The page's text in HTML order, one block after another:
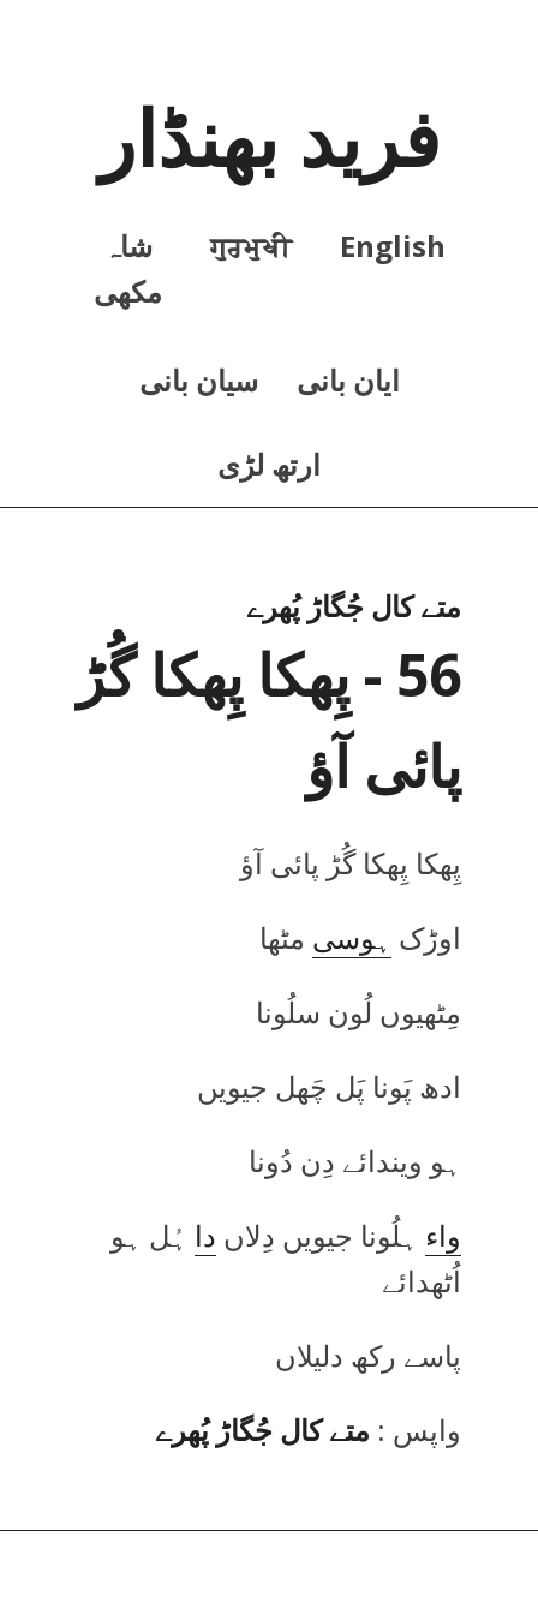
فرید بھنڈار
English
ਗੁਰਮੁਖੀ
شاہ
مکھی
ايان بانی سيان بانی
ارتھ لڑی
متے کال جُگاڑ پُھرے
56 - پِھکا پِھکا گُڑ
پائی آؤ
پِھکا پِھکا گُڑ پائی آؤ
اوڑک ہوسی مٹھا
مِٹھیوں لُون سلُونا
ادھ پَونا پَل چَھل جیویں
ہو ویندائے دِن دُونا
واء ہلُونا جیویں دِلاں دا ہُل ہو
اُٹھدائے
پاسے رکھ دلیلاں
واپس : متے کال جُگاڑ پُھرے